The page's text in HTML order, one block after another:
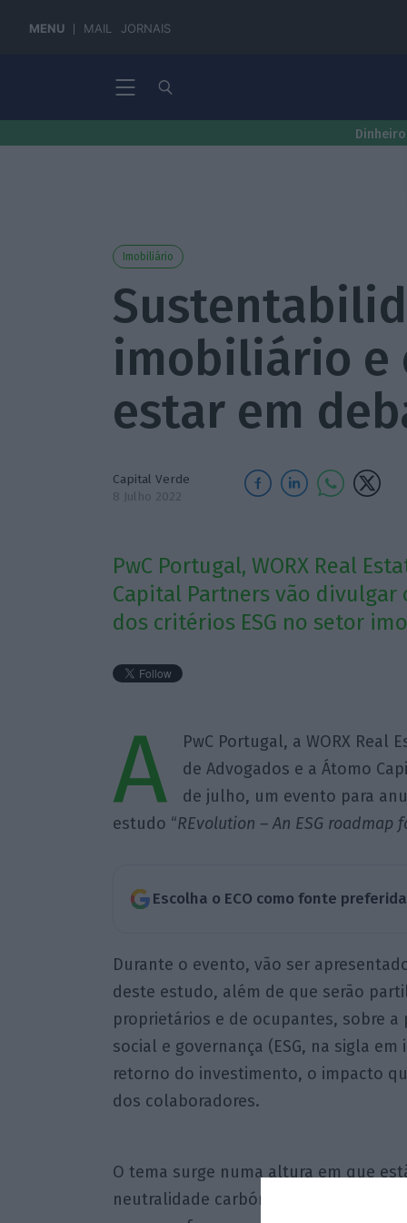
MENU MAIL JORNAIS
Dinheiro
Imobiliário
imobiliário e
estar em
Capital Verde
8 Julho 2022
PwC Portugal, WORX Real
Capital Partners vão
dos critérios ESG no setor
A
PwC Portugal, a WORX Real
de Advogados e a Átomo
de julho, um evento para
estudo “REvolution – An ESG roadmap
Escolha o ECO como fonte
Durante o evento, vão ser
deste estudo, além de que serão
proprietários e de ocupantes, sobre
social e governança (ESG, na sigla
retorno do investimento, o impacto
dos colaboradores.
O tema surge numa altura em que
neutralidade carbónica em Portugal,